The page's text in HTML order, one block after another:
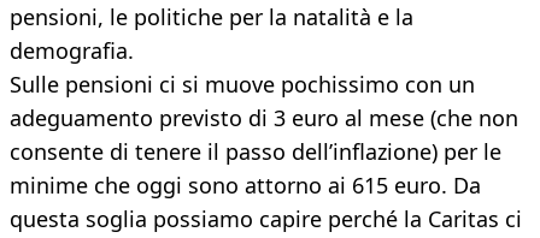
pensioni, le politiche per la natalità e la
demografia.
Sulle pensioni ci si muove pochissimo con un
adeguamento previsto di 3 euro al mese (che non
consente di tenere il passo dell’inflazione) per le
minime che oggi sono attorno ai 615 euro. Da
questa soglia possiamo capire perché la Caritas ci